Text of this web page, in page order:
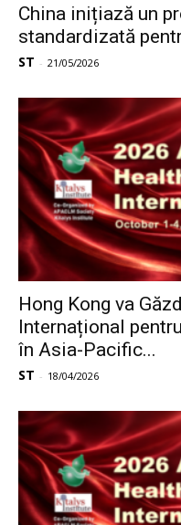
China inițiază un
standardizată
ST - 21/05/2026
Hong Kong va
Internațional
în Asia-Pacific...
ST - 18/04/2026